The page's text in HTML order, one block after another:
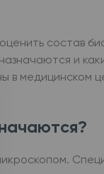
состав
и
в медицинском